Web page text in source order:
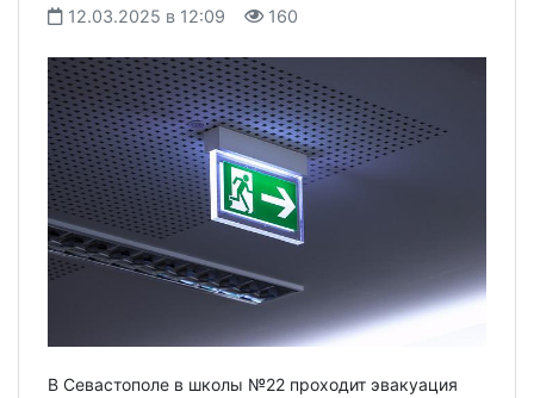
12.03.2025 в 12:09 160
В Севастополе в школы №22 проходит эвакуация